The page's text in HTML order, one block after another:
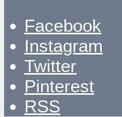
Facebook
Instagram
Twitter
Pinterest
RSS